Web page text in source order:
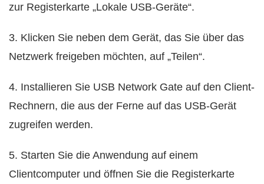
zur Registerkarte „Lokale USB-Geräte“.
3. Klicken Sie neben dem Gerät, das Sie über das
Netzwerk freigeben möchten, auf „Teilen“.
4. Installieren Sie USB Network Gate auf den Client-
Rechnern, die aus der Ferne auf das USB-Gerät
zugreifen werden.
5. Starten Sie die Anwendung auf einem
Clientcomputer und öffnen Sie die Registerkarte